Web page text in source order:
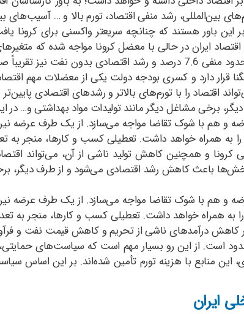
بین‌المللی، رشد منفی اقتصاد، تورم بالا و …
این باور هستند که چنانچه سریعتر واکسنی برای کرونا
ایران در حالی با معضل کرونا مواجه شده که
اقتصاد را با تورم‌های بالاتر و رشد‌های اقتصادی
برخی مشاغل دیگر مانند تولیدات مواد بهداشتی و… در
و هم با شوک تقاضا مواجه می‌سازد. از یک طرف عرضه
خواهد داشت. تعطیلی کسب و کارها، منجر به
و همچنین کاهش تولید ناشی از آن، می‌تواند
باعث کاهش رشد اقتصادی می‌شود و از طرف دیگر، برخی
و هم با شوک تقاضا مواجه می‌سازد. از یک طرف عرضه
خواهد داشت. تعطیلی کسب و کارها، منجر به
کاهش درآمد‌های ناشی از تحریم و کاهش قیمت نفت و
است. از این رو بسیار مهم است که سیاست‌های
این منابع با هزینه تورم تأمین شده‌اند. بر این اساس
ایران